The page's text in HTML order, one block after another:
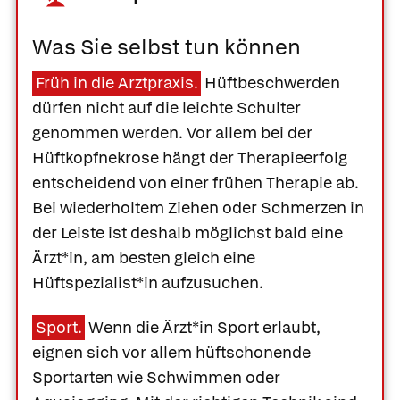
Was Sie selbst tun können
Früh in die Arztpraxis. Hüftbeschwerden
dürfen nicht auf die leichte Schulter
genommen werden. Vor allem bei der
Hüftkopfnekrose hängt der Therapieerfolg
entscheidend von einer frühen Therapie ab.
Bei wiederholtem Ziehen oder Schmerzen in
der Leiste ist deshalb möglichst bald eine
Ärzt*in, am besten gleich eine
Hüftspezialist*in aufzusuchen.
Sport. Wenn die Ärzt*in Sport erlaubt,
eignen sich vor allem hüftschonende
Sportarten wie Schwimmen oder